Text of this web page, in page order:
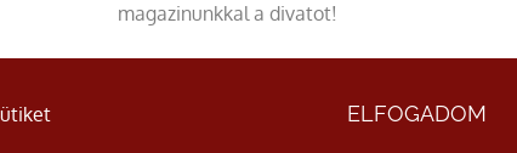
magazinunkkal a divatot!
Adatvédelmi nyilatkozat
ELFOGADOM